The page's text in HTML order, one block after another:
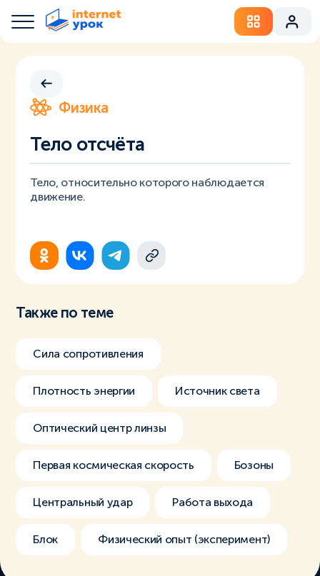
Физика
Тело отсчёта
Тело, относительно которого наблюдается
движение.
Также по теме
Сила сопротивления
Плотность энергии Источник света
Оптический центр линзы
Первая космическая скорость Бозоны
Центральный удар Работа выхода
Блок Физический опыт (эксперимент)